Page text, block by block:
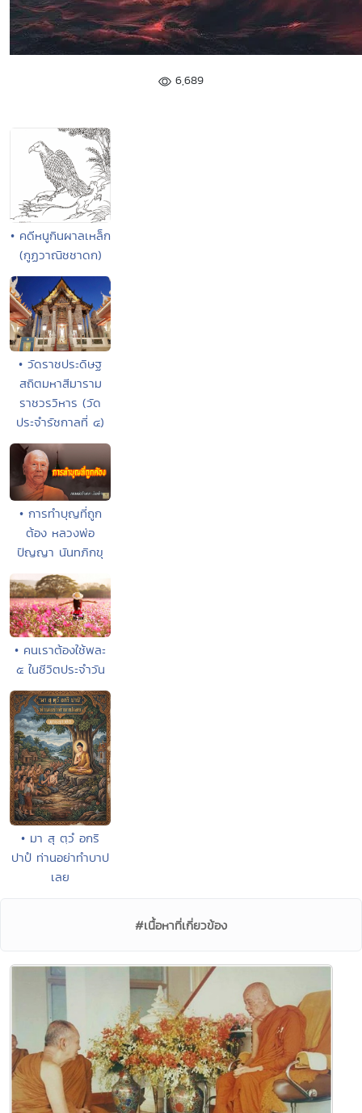
6,689
• คดีหนูกินผาลเหล็ก
(กูฏวาณิชชาดก)
• วัดราชประดิษฐ
สถิตมหาสีมาราม
ราชวรวิหาร (วัด
ประจำรัชกาลที่ ๔)
• การทำบุญที่ถูก
ต้อง หลวงพ่อ
ปัญญา นันทภิกขุ
• คนเราต้องใช้พละ
๕ ในชีวิตประจำวัน
• มา สุ ตฺวํ อกริ
ปาปํ ท่านอย่าทำบาป
เลย
#เนื้อหาที่เกี่ยวข้อง